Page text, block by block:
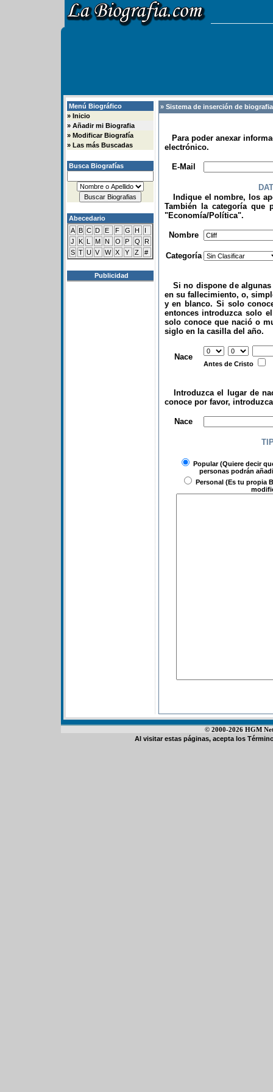
Menú Biográfico
» Inicio
» Añadir mi Biografia
» Modificar Biografía
» Las más Buscadas
Busca Biografías
Abecedario
A B C D E F G H
I
J
K L M N O P Q
R
S T U V W X Y Z #
Publicidad
» Sistema de inserción de
Para poder anexar
electrónico.
E-Mail
Indique el nombre, los
También la categoría que
"Economía/Política".
Nombre
Categoría
Si no dispone de algunas
en su fallecimiento, o,
y en blanco. Si solo
entonces introduzca solo
solo conoce que nació o
siglo en la casilla del año.
Nace
Antes de Cristo
Introduzca el lugar de
conoce por favor,
Nace
Popular(Quiere decir
personas podrán
Personal (Es tu propia
© 2000-2026 HGM
Al visitar estas páginas, acepta los